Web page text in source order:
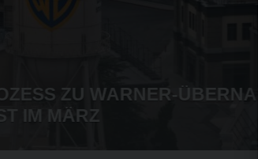
ZU WARNER-
IM MÄRZ